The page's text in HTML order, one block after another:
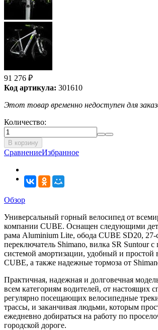
91 276 ₽
Код артикула: 301610
Этот товар временно недоступен для
Количество:
В корзину
СравнениеИзбранное
Обзор
Универсальный горный велосипед от
компании CUBE. Оснащен следующими
рама Aluminium Lite, обода CUBE SD20, 27-
переключатель Shimano, вилка SR Suntour
системой амортизации, удобный и простой
CUBE, а также надежные тормоза от
Практичная, надежная и долговечная
всем категориям водителей, от настоящих
регулярно посещающих велосипедные
трассы, и заканчивая людьми, которым
ежедневно добираться на работу по
городской дороге.